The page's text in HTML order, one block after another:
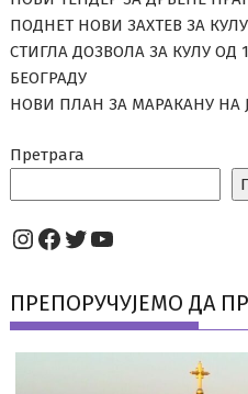
ПОДНЕТ НОВИ ЗАХТЕВ ЗА
СТИГЛА ДОЗВОЛА ЗА КУЛУ ОД
БЕОГРАДУ
НОВИ ПЛАН ЗА МАРАКАНУ НА
Претрага
Instagram
Facebook
Twitter
YouTube
ПРЕПОРУЧУЈЕМО ДА